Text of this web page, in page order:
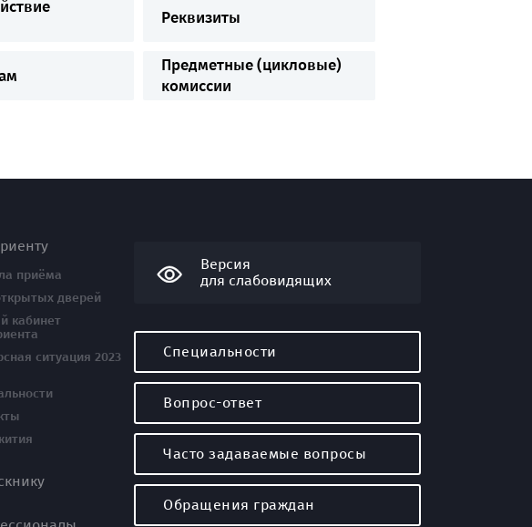
Реквизиты
Предметные (цикловые)
комиссии
приёма
дверей
кабинет
ситуация 2023
Версия
для слабовидящих
Специальности
Вопрос-ответ
Часто задаваемые вопросы
Обращения граждан